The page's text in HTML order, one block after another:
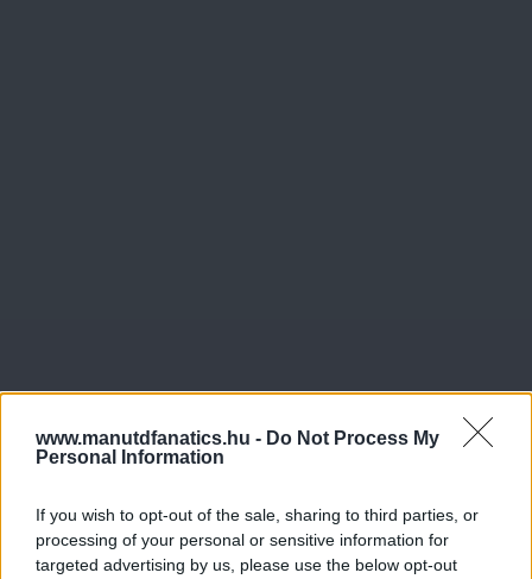
www.manutdfanatics.hu - Do Not Process My
Personal Information
If you wish to opt-out of the sale, sharing to third parties, or
processing of your personal or sensitive information for
targeted advertising by us, please use the below opt-out